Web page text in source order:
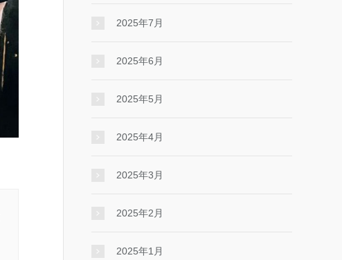
2025年7月
2025年6月
2025年5月
2025年4月
2025年3月
2025年2月
2025年1月